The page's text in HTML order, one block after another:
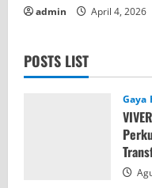
admin April 4, 2026
POSTS LIST
Gaya